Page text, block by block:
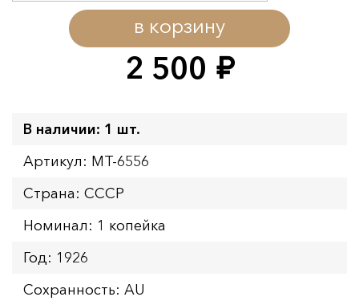
2 500 руб.
в корзину
В наличии: 1 шт.
Артикул: MT-6556
Страна: СССР
Номинал: 1 копейка
Год: 1926
Сохранность: AU